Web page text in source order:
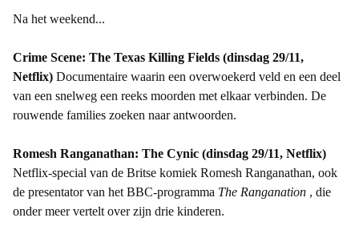
Na het weekend...
Crime Scene: The Texas Killing Fields (dinsdag 29/11,
Netflix)Documentaire waarin een overwoekerd veld en een deel
van een snelweg een reeks moorden met elkaar verbinden. De
rouwende families zoeken naar antwoorden.
Romesh Ranganathan: The Cynic (dinsdag 29/11, Netflix)
Netflix-special van de Britse komiek Romesh Ranganathan, ook
de presentator van het BBC-programma The Ranganation , die
onder meer vertelt over zijn drie kinderen.